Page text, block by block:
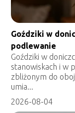
Goździki w
podlewanie
Goździki w
stanowiskach i w
zbliżonym do
umia...
2026-08-04